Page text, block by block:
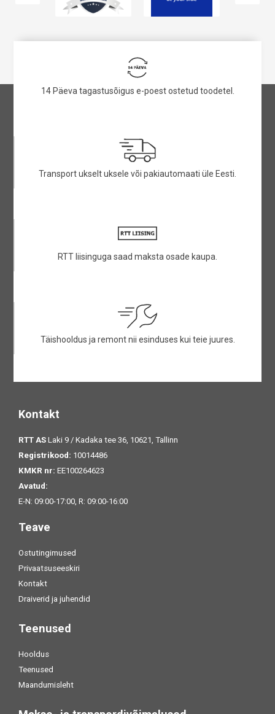
14 Päeva tagastusõigus e-poest ostetud toodetel.
Transport ukselt uksele või pakiautomaati üle Eesti.
RTT liisinguga saad maksta osade kaupa.
Täishooldus ja remont nii esinduses kui teie juures.
Kontakt
RTT AS Laki 9 / Kadaka tee 36, 10621, Tallinn
Registrikood: 10014486
KMKR nr: EE100264623
Avatud:
E-N: 09:00-17:00, R: 09:00-16:00
Teave
Ostutingimused
Privaatsuseeskiri
Kontakt
Draiverid ja juhendid
Teenused
Hooldus
Teenused
Maandumisleht